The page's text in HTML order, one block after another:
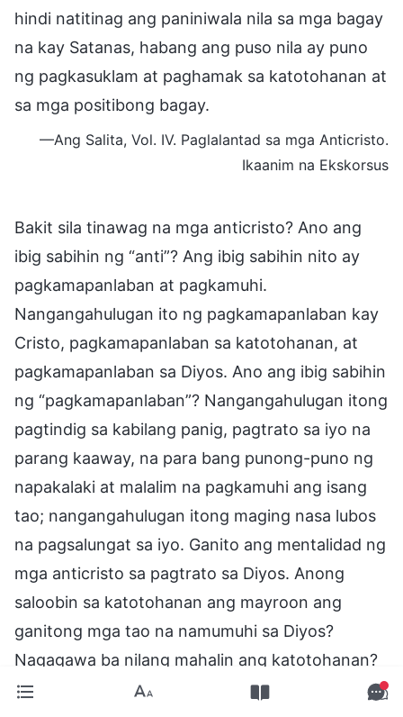
hindi natitinag ang paniniwala nila sa mga bagay
na kay Satanas, habang ang puso nila ay puno
ng pagkasuklam at paghamak sa katotohanan at
sa mga positibong bagay.
—Ang Salita, Vol. IV. Paglalantad sa mga Anticristo.
Ikaanim na Ekskorsus
Bakit sila tinawag na mga anticristo? Ano ang
ibig sabihin ng “anti”? Ang ibig sabihin nito ay
pagkamapanlaban at pagkamuhi.
Nangangahulugan ito ng pagkamapanlaban kay
Cristo, pagkamapanlaban sa katotohanan, at
pagkamapanlaban sa Diyos. Ano ang ibig sabihin
ng “pagkamapanlaban”? Nangangahulugan itong
pagtindig sa kabilang panig, pagtrato sa iyo na
parang kaaway, na para bang punong-puno ng
napakalaki at malalim na pagkamuhi ang isang
tao; nangangahulugan itong maging nasa lubos
na pagsalungat sa iyo. Ganito ang mentalidad ng
mga anticristo sa pagtrato sa Diyos. Anong
saloobin sa katotohanan ang mayroon ang
ganitong mga tao na namumuhi sa Diyos?
Nagagawa ba nilang mahalin ang katotohanan?
Nagagawa ba nilang tanggapin ang